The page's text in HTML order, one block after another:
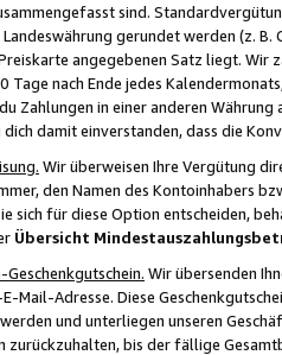
sind.
gerundet werden (z.
angegebenen Satz liegt.
Tage nach Ende jedes
Zahlungen in einer anderen
damit einverstanden, dass die
Wir überweisen Ihre Vergütung
den Namen des Kontoinhabers
sich für diese Option entscheiden,
Übersicht
Wir übersenden
Mail-Adresse. Diese
und unterliegen unseren
zurückzuhalten, bis der fällige